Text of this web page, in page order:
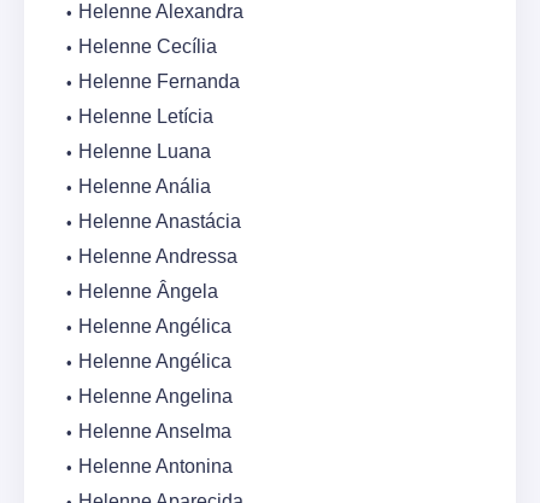
Helenne Alexandra
Helenne Cecília
Helenne Fernanda
Helenne Letícia
Helenne Luana
Helenne Anália
Helenne Anastácia
Helenne Andressa
Helenne Ângela
Helenne Angélica
Helenne Angélica
Helenne Angelina
Helenne Anselma
Helenne Antonina